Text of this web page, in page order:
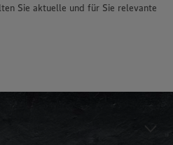
Sie aktuelle und für Sie relevante